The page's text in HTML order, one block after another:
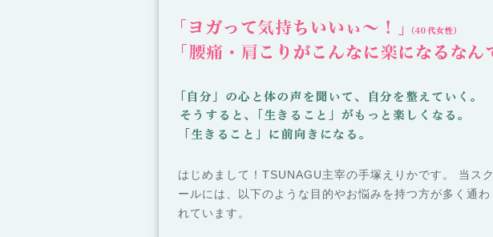
はじめまして！TSUNAGU主宰の手塚えりかです。 当スク
ールには、以下のような目的やお悩みを持つ方が多く通わ
れています。